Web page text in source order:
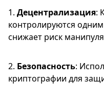
1. Децентрализация:
контролируются
снижает риск
2. Безопасность:
криптографии для